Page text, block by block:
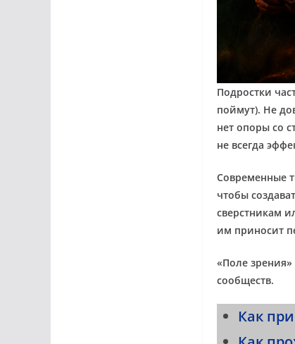
Подростки
поймут). Не
нет опоры со
не всегда
Современные
чтобы
сверстникам
им приносит
«Поле зрения»
сообществ.
Как